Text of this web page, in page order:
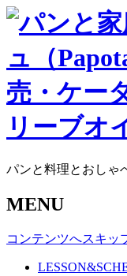
パンと料理とおしゃ
MENU
コンテンツへスキッ